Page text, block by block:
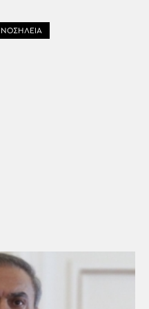
ΝΟΣΗΛΕΊΑ